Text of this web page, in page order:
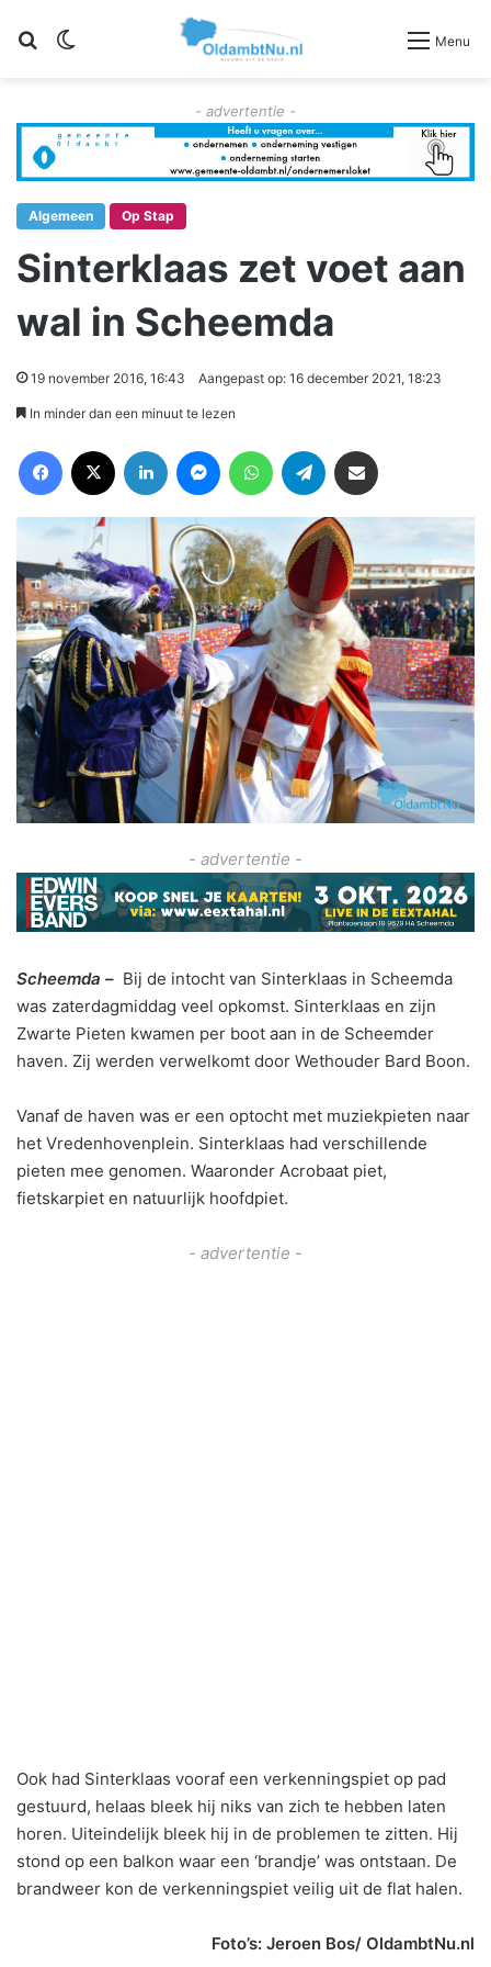
Zoeken Menu
- advertentie -
Algemeen Op Stap
Sinterklaas zet voet aan
wal in Scheemda
19 november 2016, 16:43 Aangepast op: 16 december 2021, 18:23
In minder dan een minuut te lezen
- advertentie -
Scheemda – Bij de intocht van Sinterklaas in Scheemda
was zaterdagmiddag veel opkomst. Sinterklaas en zijn
Zwarte Pieten kwamen per boot aan in de Scheemder
haven. Zij werden verwelkomt door Wethouder Bard Boon.
Vanaf de haven was er een optocht met muziekpieten naar
het Vredenhovenplein. Sinterklaas had verschillende
pieten mee genomen. Waaronder Acrobaat piet,
fietskarpiet en natuurlijk hoofdpiet.
- advertentie -
Ook had Sinterklaas vooraf een verkenningspiet op pad
gestuurd, helaas bleek hij niks van zich te hebben laten
horen. Uiteindelijk bleek hij in de problemen te zitten. Hij
stond op een balkon waar een ‘brandje’ was ontstaan. De
brandweer kon de verkenningspiet veilig uit de flat halen.
Foto’s: Jeroen Bos/ OldambtNu.nl